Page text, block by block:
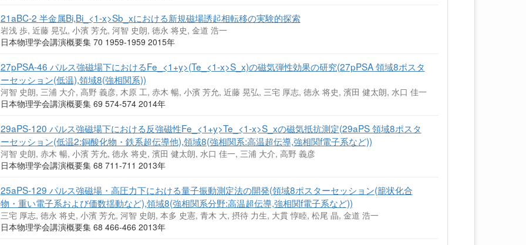
21aBC-2 半金属Bi,Bi_<1-x>Sb_xにおける新規磁場誘起相転移の実験的探索
岩浅 歩, 近藤 晃弘, 小濱 芳允, 河智 史朗, 徳永 将史, 金道 浩一
日本物理学会講演概要集 70 1959-1959 2015年
27pPSA-46 パルス強磁場下におけるFe_<1+y>(Te_<1-x>S_x)の磁気弾性効果の研究(27pPSA 領域8ポスタ
ーセッション(低温),領域8(強相関系))
河智 史朗, 三浦 大介, 高野 義彦, 木原 工, 赤木 暢, 小濱 芳允, 近藤 晃弘, 三宅 厚志, 徳永 将史, 濱田 健太朗, 水口 佳一
日本物理学会講演概要集 69 574-574 2014年
29aPS-120 パルス強磁場下における反強磁性Fe_<1+y>Te_<1-x>S_xの磁気抵抗測定(29aPS 領域8ポスタ
ーセッション(低温2:銅酸化物・鉄系超伝導他),領域8(強相関系:高温超伝導,強相関f電子系など))
河智 史朗, 赤木 暢, 小濱 芳允, 徳永 将史, 濱田 健太朗, 水口 佳一, 三浦 大介, 高野 義彦
日本物理学会講演概要集 68 711-711 2013年
25aPS-129 パルス強磁場・高圧力下における量子振動測定法の開発(領域8ポスターセッション(籠状化合
物・重い電子系および価数揺動など),領域8(強相関系分野:高温超伝導,強相関f電子系など))
三宅 厚志, 徳永 将史, 小濱 芳允, 河智 史朗, 本多 史憲, 青木 大, 摂待 力生, 大貫 惇睦, 松尾 晶, 金道 浩一
日本物理学会講演概要集 68 466-466 2013年